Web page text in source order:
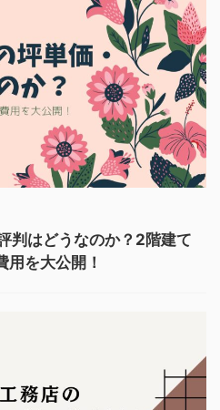
判はどうなのか？2階建て
を大公開！